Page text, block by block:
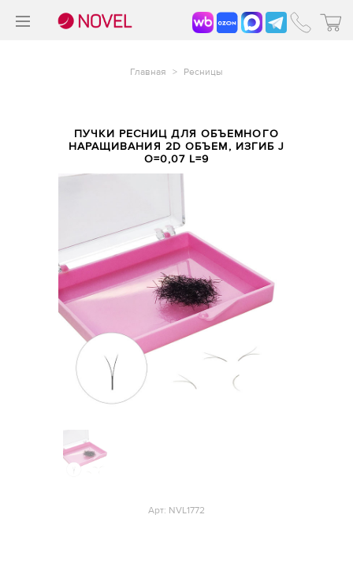
Главная > Ресницы
ПУЧКИ РЕСНИЦ ДЛЯ ОБЪЕМНОГО
НАРАЩИВАНИЯ 2D ОБЪЕМ, ИЗГИБ J
O=0,07 L=9
Арт: NVL1772